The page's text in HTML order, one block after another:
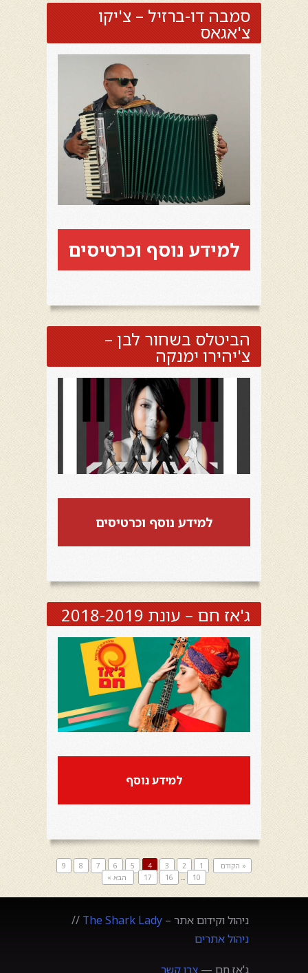
סמבה דו-ברזיל – צ'יקו
צ'אגאס
למידע נוסף וכרטיסים
הביטלס בשחור לבן –
צ'יהירו ימנקה
למידע נוסף וכרטיסים
ג'אז חם – עונת 2018-2019
למידע נוסף
« הקודם 1
2
3
4
5
6
7
8
9
10
...
16
17 הבא »
ניהול וקידום אתר – The Shark Lady
//
ניהול אתרים
ג'אז חם — צרו קשר